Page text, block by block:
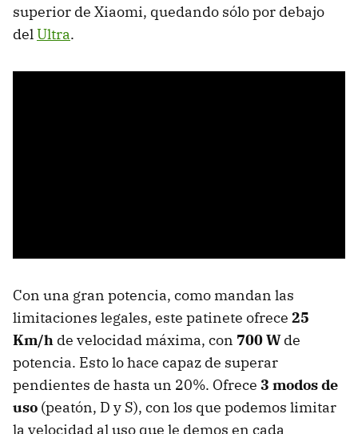
superior de Xiaomi, quedando sólo por debajo
delUltra.
Con una gran potencia, como mandan las
limitaciones legales, este patinete ofrece 25
Km/h de velocidad máxima, con 700 Wde
potencia. Esto lo hace capaz de superar
pendientes de hasta un 20%. Ofrece 3 modos de
uso (peatón, D y S), con los que podemos limitar
la velocidad al uso que le demos en cada